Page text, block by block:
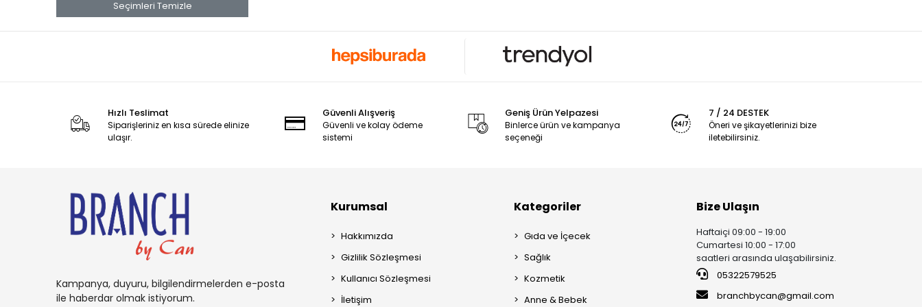
banana
Banana Boat
bluey
BURT'S
Cadbury
CARAMİA
Seçimleri Temizle
Hızlı Teslimat
Siparişleriniz en kısa sürede elinize
ulaşır.
Güvenli Alışveriş
Güvenli ve kolay ödeme
sistemi
Geniş Ürün Yelpazesi
Binlerce ürün ve kampanya
seçeneği
7 / 24 DESTEK
Öneri ve şikayetlerinizi bize
iletebilirsiniz.
Kampanya, duyuru, bilgilendirmelerden e-posta
ile haberdar olmak istiyorum.
Kurumsal
Hakkımızda
Gizlilik Sözleşmesi
Kullanıcı Sözleşmesi
İletişim
Kategoriler
Gıda ve İçecek
Sağlık
Kozmetik
Anne & Bebek
Bize Ulaşın
Haftaiçi 09:00 - 19:00
Cumartesi 10:00 - 17:00
saatleri arasında ulaşabilirsiniz.
05322579525
branchbycan@gmail.com